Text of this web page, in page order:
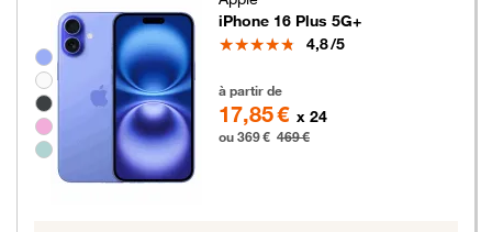
Groupe de couleurs disponibles non sélectionnables
iPhone 16 Plus 5G+
Note
4,8/5
à partir de
17,85 € x 24
ou 369 € 469 €